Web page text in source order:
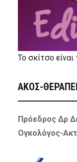
Το σκίτσο
ΑΚΟΣ-
Πρόεδρος Δρ
Ογκολόγος-